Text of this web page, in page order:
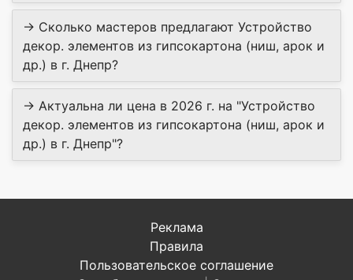
→ Сколько мастеров предлагают Устройство
декор. элементов из гипсокартона (ниш, арок и
др.) в г. Днепр?
→ Актуальна ли цена в 2026 г. на "Устройство
декор. элементов из гипсокартона (ниш, арок и
др.) в г. Днепр"?
Реклама
Правила
Пользовательское соглашение